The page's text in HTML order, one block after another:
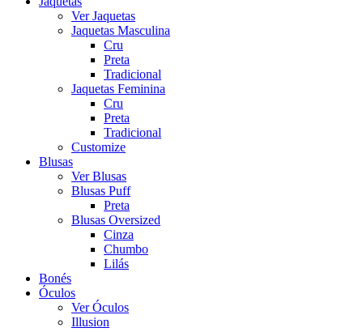
Ver Jaquetas
Jaquetas Masculina
Cru
Preta
Tradicional
Jaquetas Feminina
Cru
Preta
Tradicional
Customize
Blusas
Ver Blusas
Blusas Puff
Preta
Blusas Oversized
Cinza
Chumbo
Lilás
Bonés
Óculos
Ver Óculos
Illusion